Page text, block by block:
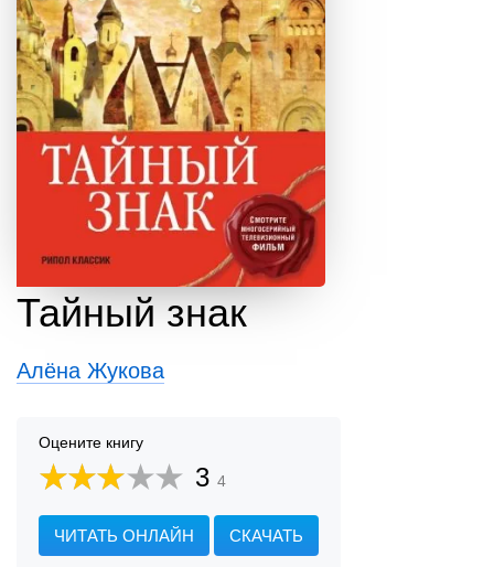
Тайный знак
Алёна Жукова
Оцените книгу
3 4
ЧИТАТЬ ОНЛАЙН СКАЧАТЬ